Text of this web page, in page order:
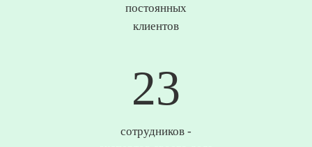
постоянных
клиентов
25
сотрудников -